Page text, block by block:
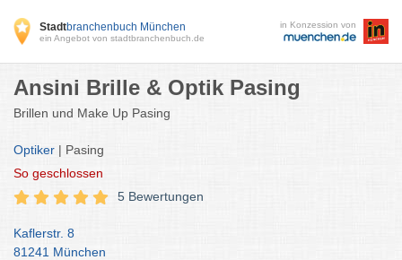
Stadtbranchenbuch München
ein Angebot von stadtbranchenbuch.de
in Konzession von
Ansini Brille & Optik Pasing
Brillen und Make Up Pasing
Optiker | Pasing
So geschlossen
5 Bewertungen
Kaflerstr. 8
81241 München